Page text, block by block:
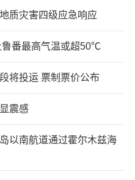
质灾害四级应急响应
鲁番最高气温或超50℃
将投运 票制票价公布
震感
以南航道通过霍尔木兹海